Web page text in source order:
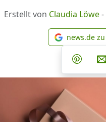
Erstellt von Claudia Löwe-
news.de